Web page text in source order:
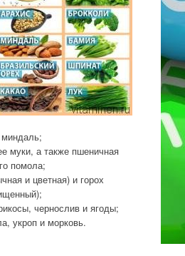
муки, а также пшеничная
помола;
и цветная) и горох
чернослив и ягоды;
укроп и морковь.